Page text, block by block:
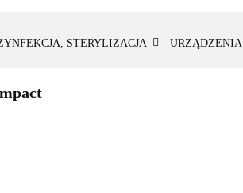
STERYLIZACJA URZĄDZENIA